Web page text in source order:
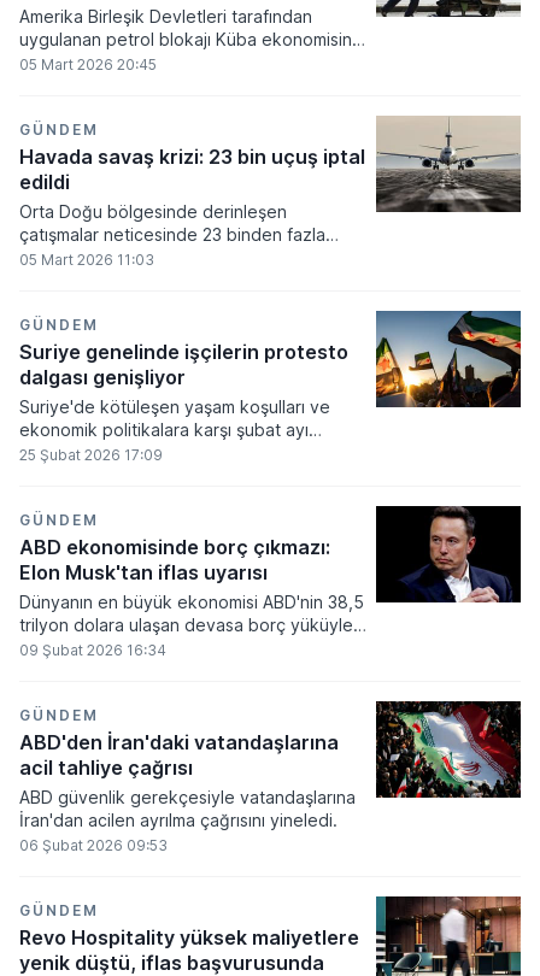
Amerika Birleşik Devletleri tarafından
uygulanan petrol blokajı Küba ekonomisini
durma noktasına getirirken turizmden
üniversiteler kapatılıp uçuşlar iptal edilirken
halk günlük ihtiyaçlarını karşılamakta büyük
zorluklarla karşı karşıya kalıyor.
05 Mart 2026 20:45
GÜNDEM
Havada savaş krizi: 23 bin uçuş iptal
edildi
Orta Doğu bölgesinde derinleşen
çatışmalar neticesinde 23 binden fazla
uçuş iptal edildi. Küresel havacılık
kapasitesinin devre dışı kalmasıyla
sonuçlandı.
05 Mart 2026 11:03
GÜNDEM
Suriye genelinde işçilerin protesto
dalgası genişliyor
Suriye'de kötüleşen yaşam koşulları ve
ekonomik politikalara karşı şubat ayı
boyunca protestolar ve örgütlü eylemler
25 Şubat 2026 17:09
GÜNDEM
ABD ekonomisinde borç çıkmazı:
Elon Musk'tan iflas uyarısı
Dünyanın en büyük ekonomisi ABD'nin 38,5
trilyon dolara ulaşan devasa borç yüküyle
karşı karşıya olduğu bir dönemde Tesla
09 Şubat 2026 16:34
GÜNDEM
ABD'den İran'daki vatandaşlarına
acil tahliye çağrısı
ABD güvenlik gerekçesiyle vatandaşlarına
İran'dan acilen ayrılma çağrısını yineledi.
06 Şubat 2026 09:53
GÜNDEM
Revo Hospitality yüksek maliyetlere
yenik düştü, iflas başvurusunda